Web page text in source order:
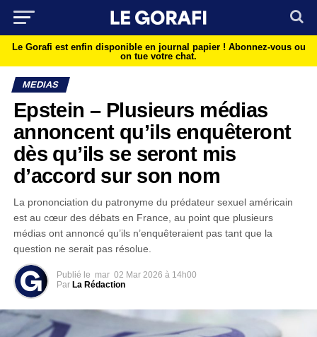
Le Gorafi est enfin disponible en journal papier ! Abonnez-vous ou
on tue votre chat.
MEDIAS
Epstein – Plusieurs médias
annoncent qu’ils enquêteront
dès qu’ils se seront mis
d’accord sur son nom
La prononciation du patronyme du prédateur sexuel américain
est au cœur des débats en France, au point que plusieurs
médias ont annoncé qu’ils n’enquêteraient pas tant que la
question ne serait pas résolue.
Publié le mar 02 Mar 2026 à 14h00
Par La Rédaction